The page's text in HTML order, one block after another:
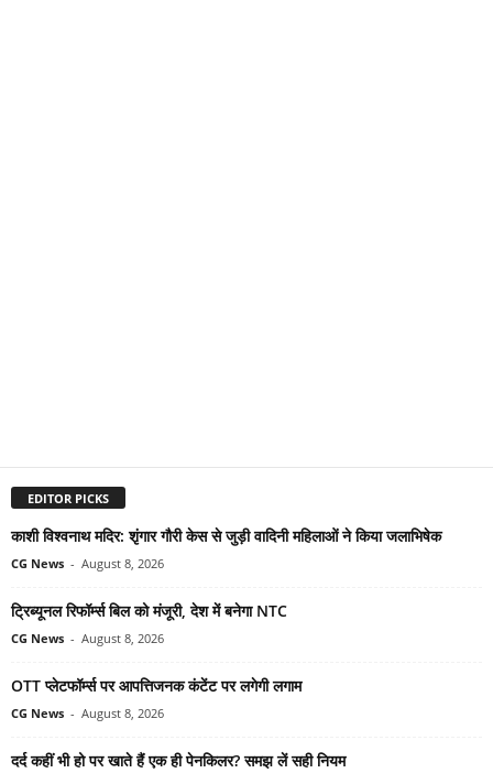
EDITOR PICKS
काशी विश्वनाथ मदिर: शृंगार गौरी केस से जुड़ी वादिनी महिलाओं ने किया जलाभिषेक
CG News - August 8, 2026
ट्रिब्यूनल रिफॉर्म्स बिल को मंजूरी, देश में बनेगा NTC
CG News - August 8, 2026
OTT प्लेटफॉर्म्स पर आपत्तिजनक कंटेंट पर लगेगी लगाम
CG News - August 8, 2026
दर्द कहीं भी हो पर खाते हैं एक ही पेनकिलर? समझ लें सही नियम